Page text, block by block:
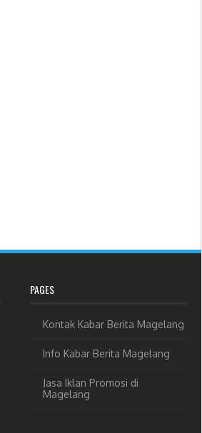
PAGES
Kontak Kabar Berita Magelang
Info Kabar Berita Magelang
Jasa Iklan Promosi di
Magelang